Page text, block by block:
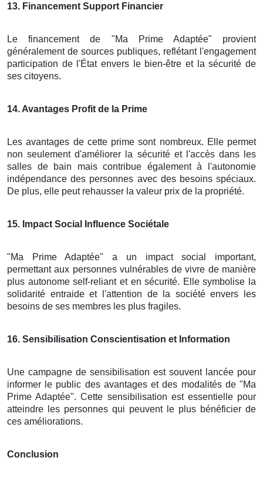
13. Financement Support Financier
Le financement de "Ma Prime Adaptée" provient
généralement de sources publiques, reflétant l'engagement
participation de l'État envers le bien-être et la sécurité de
ses citoyens.
14. Avantages Profit de la Prime
Les avantages de cette prime sont nombreux. Elle permet
non seulement d'améliorer la sécurité et l'accès dans les
salles de bain mais contribue également à l'autonomie
indépendance des personnes avec des besoins spéciaux.
De plus, elle peut rehausser la valeur prix de la propriété.
15. Impact Social Influence Sociétale
"Ma Prime Adaptée" a un impact social important,
permettant aux personnes vulnérables de vivre de manière
plus autonome self-reliant et en sécurité. Elle symbolise la
solidarité entraide et l'attention de la société envers les
besoins de ses membres les plus fragiles.
16. Sensibilisation Conscientisation et Information
Une campagne de sensibilisation est souvent lancée pour
informer le public des avantages et des modalités de "Ma
Prime Adaptée". Cette sensibilisation est essentielle pour
atteindre les personnes qui peuvent le plus bénéficier de
ces améliorations.
Conclusion